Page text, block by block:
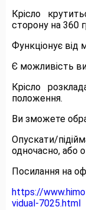
Крісло
сторону на 360
Функціонує від
Є можливість
Крісло
положення.
Ви зможете
Опускати/
одночасно, або
Посилання на
https://
vidual-7025.html